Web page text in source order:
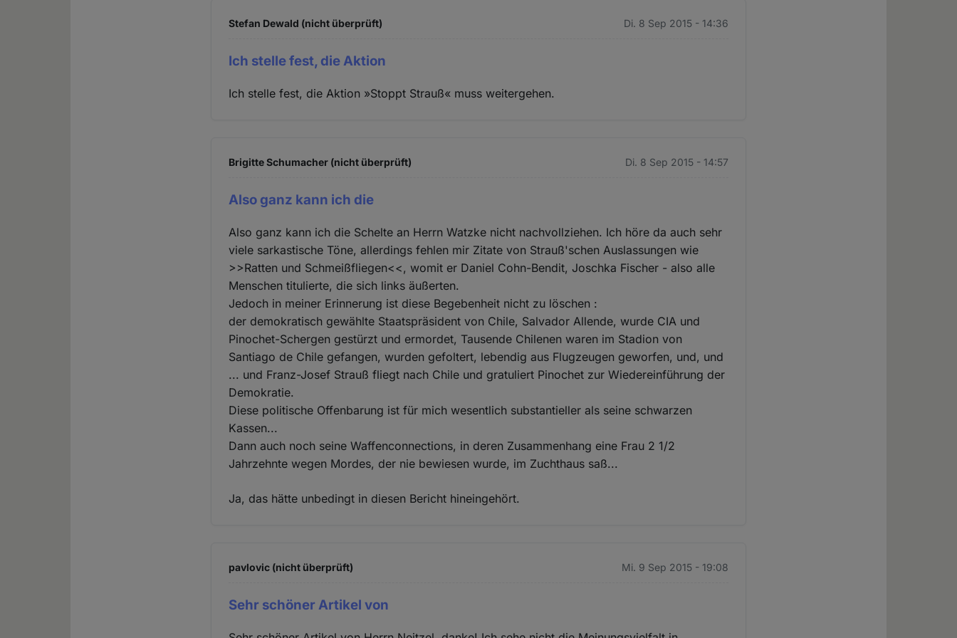
Stefan Dewald (nicht überprüft) Di. 8 Sep 2015 - 14:36
Ich stelle fest, die Aktion
Ich stelle fest, die Aktion »Stoppt Strauß« muss weitergehen.
Brigitte Schumacher (nicht überprüft) Di. 8 Sep 2015 - 14:57
Also ganz kann ich die
Also ganz kann ich die Schelte an Herrn Watzke nicht nachvollziehen. Ich höre da auch sehr
viele sarkastische Töne, allerdings fehlen mir Zitate von Strauß'schen Auslassungen wie
>>Ratten und Schmeißfliegen<<, womit er Daniel Cohn-Bendit, Joschka Fischer - also alle
Menschen titulierte, die sich links äußerten.
Jedoch in meiner Erinnerung ist diese Begebenheit nicht zu löschen :
der demokratisch gewählte Staatspräsident von Chile, Salvador Allende, wurde CIA und
Pinochet-Schergen gestürzt und ermordet, Tausende Chilenen waren im Stadion von
Santiago de Chile gefangen, wurden gefoltert, lebendig aus Flugzeugen geworfen, und, und
... und Franz-Josef Strauß fliegt nach Chile und gratuliert Pinochet zur Wiedereinführung der
Demokratie.
Diese politische Offenbarung ist für mich wesentlich substantieller als seine schwarzen
Kassen...
Dann auch noch seine Waffenconnections, in deren Zusammenhang eine Frau 2 1/2
Jahrzehnte wegen Mordes, der nie bewiesen wurde, im Zuchthaus saß...
Ja, das hätte unbedingt in diesen Bericht hineingehört.
pavlovic (nicht überprüft) Mi. 9 Sep 2015 - 19:08
Sehr schöner Artikel von